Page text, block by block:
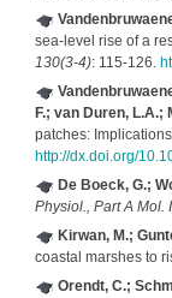
sea-level rise of a
130(3-4): 115-126.
F.; van Duren, L.A.;
patches:
http://dx.doi.org/
De Boeck, G.;
Physiol., Part A Mol.
Kirwan, M.;
coastal marshes to
Orendt, C.;